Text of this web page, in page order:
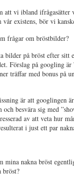
att vi ibland ifrågasätter
vår existens, bör vi
frågar om bröstbilder?
bilder på bröst efter sitt
Förslag på googling är
träffar med bonus på
är att googlingen
besvära sig med
av att veta hur
i just ett par
mina nakna bröst
bröst?